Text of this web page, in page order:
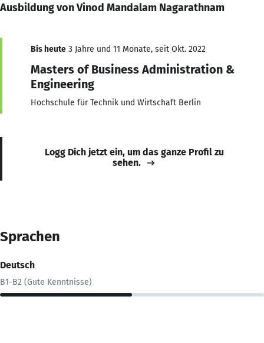
Ausbildung von Vinod Mandalam Nagarathnam
Bis heute 3 Jahre und 11 Monate, seit Okt. 2022
Masters of Business Administration &
Engineering
Hochschule für Technik und Wirtschaft Berlin
Logg Dich jetzt ein, um das ganze Profil zu
sehen.
Sprachen
Deutsch
B1-B2 (Gute Kenntnisse)